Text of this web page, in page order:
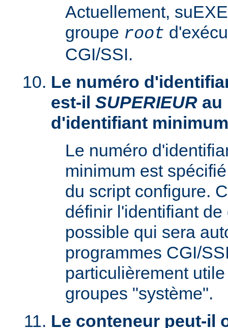
Actuellement,
groupe root
CGI/SSI.
Le numéro
est-il SUPERIEUR au
d'identifiant
Le numéro
minimum est
du script configure.
définir l'identifiant
possible qui sera
programmes CGI/
particulièrement
groupes "système".
Le conteneur peut-il